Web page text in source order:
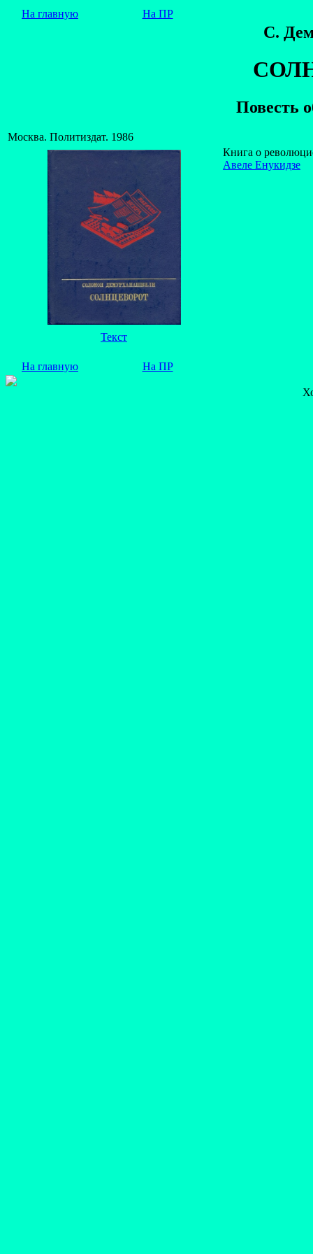
На главную На ПР
С.
Повесть
Москва. Политиздат. 1986
Книга о
Авеле Енукидзе
Текст
На главную На ПР